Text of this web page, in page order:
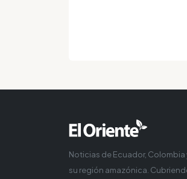
Noticias de Ecuador, Colombia
su región amazónica.